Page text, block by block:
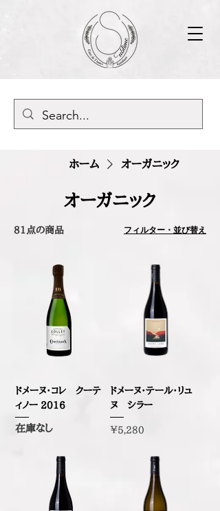
ホーム オーガニック
オーガニック
81点の商品 フィルター・並び替え
ドメーヌ・コレ クーテ
ィノー 2016
在庫なし
ドメーヌ・テール・リュ
ヌ シラー
価格
￥5,280